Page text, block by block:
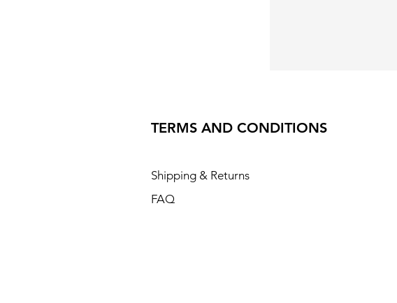
TERMS AND CONDITIONS
Shipping & Returns
FAQ